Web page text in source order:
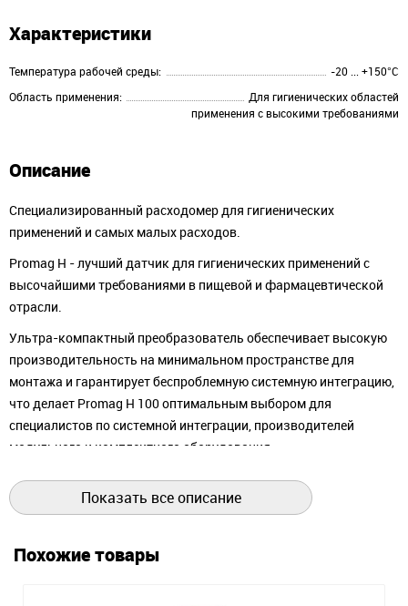
Характеристики
Температура рабочей среды:
-20 ... +150°C
Область применения:
Для гигиенических областей
применения с высокими требованиями
Описание
Специализированный расходомер для гигиенических
применений и самых малых расходов.
Promag H - лучший датчик для гигиенических применений с
высочайшими требованиями в пищевой и фармацевтической
отрасли.
Ультра-компактный преобразователь обеспечивает высокую
производительность на минимальном пространстве для
монтажа и гарантирует беспроблемную системную интеграцию,
что делает Promag H 100 оптимальным выбором для
специалистов по системной интеграции, производителей
модульного и комплектного оборудования.
В Promag H 200 дополнительно применяется уникальная
двухпроводная технология, соответствующая промышленным
Показать все описание
Похожие товары